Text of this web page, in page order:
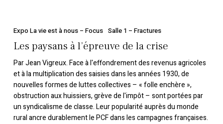
paysans
à
l’épreuve
de
la
crise
Expo La vie est à nous – Focus Salle 1 – Fractures
Les paysans à l’épreuve de la crise
Par Jean Vigreux. Face à l'effondrement des revenus agricoles
et à la multiplication des saisies dans les années 1930, de
nouvelles formes de luttes collectives – « folle enchère »,
obstruction aux huissiers, grève de l'impôt – sont portées par
un syndicalisme de classe. Leur popularité auprès du monde
rural ancre durablement le PCF dans les campagnes françaises.